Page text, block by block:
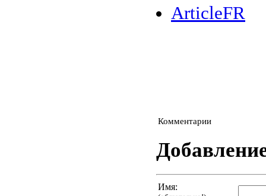
ArticleFR
Комментарии
Имя: